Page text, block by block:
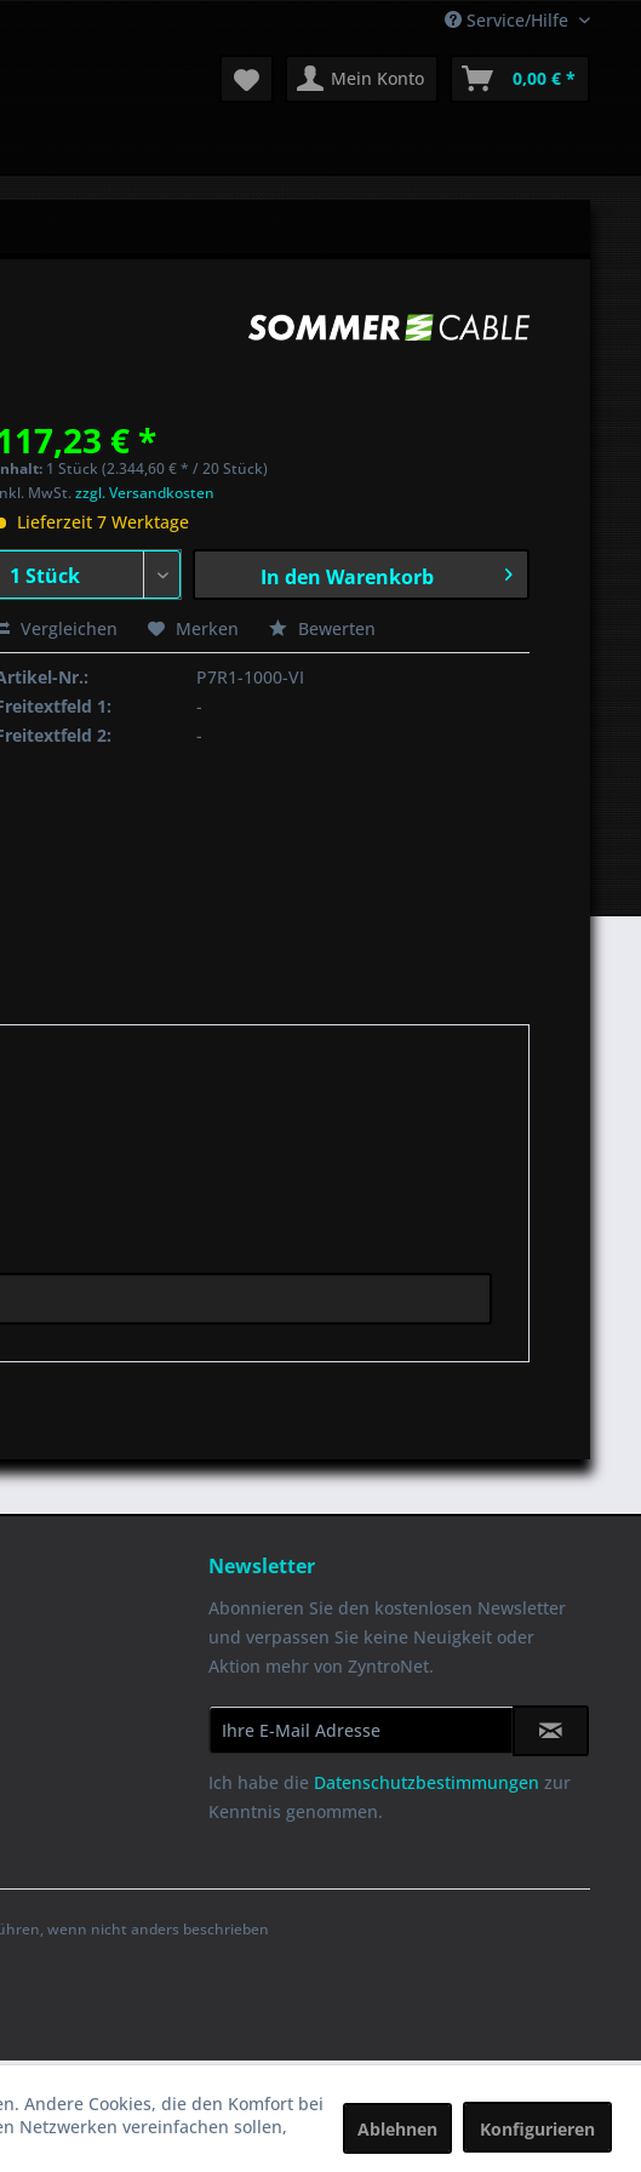
Service/Hilfe
Mein Konto 0,00 € *
€ *
1 Stück (2.344,60 € * / 20 Stück)
MwSt.zzgl. Versandkosten
Lieferzeit 7 Werktage
In den Warenkorb
Vergleichen Merken Bewerten
Nr.:
P7R1-1000-VI
1:
-
2:
-
Newsletter
Abonnieren Sie den kostenlosen Newsletter
und verpassen Sie keine Neuigkeit oder
Aktion mehr von ZyntroNet.
Ich habe die Datenschutzbestimmungen zur
Kenntnis genommen.
wenn nicht anders beschrieben
Andere Cookies, die den Komfort bei
Netzwerken vereinfachen sollen,
Ablehnen Konfigurieren